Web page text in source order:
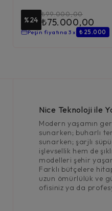
%24
₺99.000,00
₺75.000,00
Peşin fiyatına 3 x ₺ 25.000
Nice Teknoloji ile
Modern yaşamın
sunarken; buharlı
sunarken; şarjlı
işlevsellik hem de
modelleri şehir
Farklı bütçelere
uzun ömürlülük ve
ofisiniz ya da